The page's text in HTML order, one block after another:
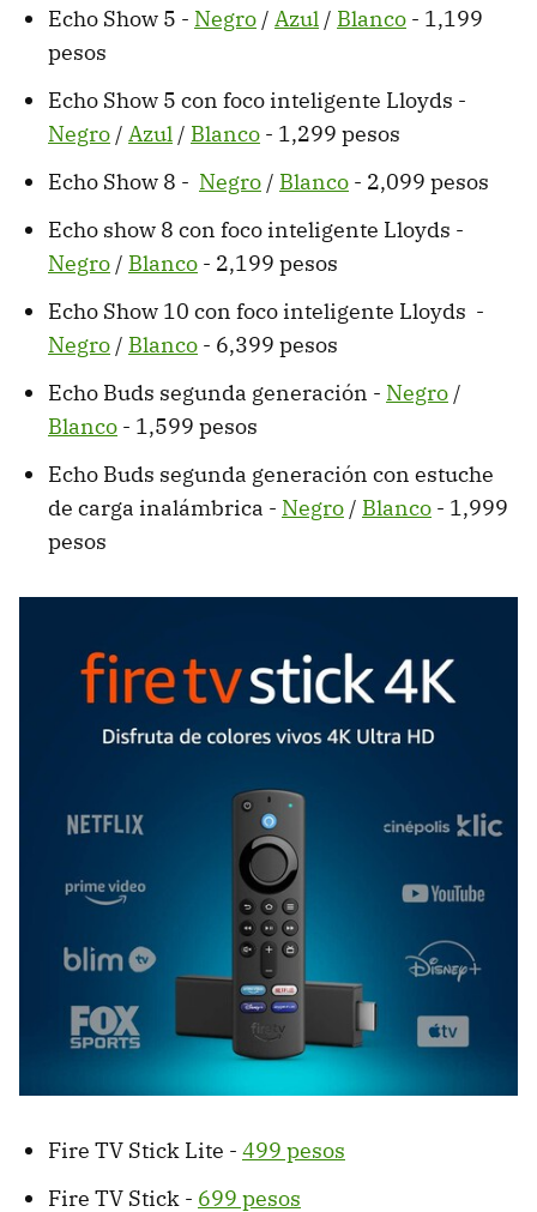
Echo Show 5 - Negro / Azul / Blanco - 1,199
pesos
Echo Show 5 con foco inteligente Lloyds -
Negro / Azul / Blanco - 1,299 pesos
Echo Show 8 - Negro / Blanco - 2,099 pesos
Echo show 8 con foco inteligente Lloyds -
Negro / Blanco - 2,199 pesos
Echo Show 10 con foco inteligente Lloyds -
Negro / Blanco - 6,399 pesos
Echo Buds segunda generación - Negro /
Blanco - 1,599 pesos
Echo Buds segunda generación con estuche
de carga inalámbrica - Negro / Blanco - 1,999
pesos
Fire TV Stick Lite - 499 pesos
Fire TV Stick - 699 pesos